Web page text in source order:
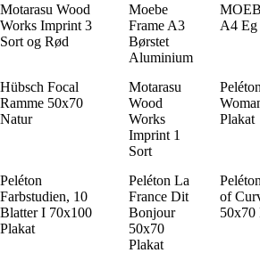
Motarasu Wood
Works Imprint 3
Sort og Rød
Moebe
Frame A3
Børstet
Aluminium
A4 Eg
Hübsch Focal
Ramme 50x70
Natur
Motarasu
Wood
Works
Imprint 1
Sort
Plakat
Peléton
Farbstudien, 10
Blatter I 70x100
Plakat
Peléton La
France Dit
Bonjour
50x70
Plakat
of
50x70